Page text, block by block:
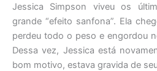
Jessica Simpson viveu os
grande “efeito sanfona”. Ela
perdeu todo o peso e engordou
Dessa vez, Jessica está
bom motivo, estava gravida de